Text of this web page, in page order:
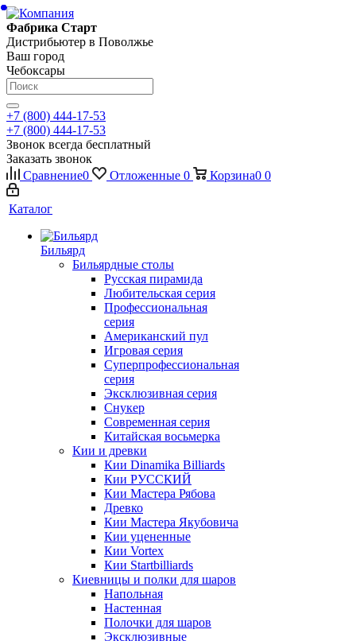
Фабрика Старт
Дистрибьютер в Поволжье
Ваш город
Чебоксары
+7 (800) 444-17-53
+7 (800) 444-17-53
Звонок всегда бесплатный
Заказать звонок
Сравнение0 Отложенные 0 Корзина0 0
Каталог
Бильярд
Бильярдные столы
Русская пирамида
Любительская серия
Профессиональная
серия
Американский пул
Игровая серия
Суперпрофессиональная
серия
Эксклюзивная серия
Снукер
Современная серия
Китайская восьмерка
Кии и древки
Кии Dinamika Billiards
Кии РУССКИЙ
Кии Мастера Рябова
Древко
Кии Мастера Якубовича
Кии уцененные
Кии Vortex
Кии Startbilliards
Киевницы и полки для шаров
Напольная
Настенная
Полочки для шаров
Эксклюзивные